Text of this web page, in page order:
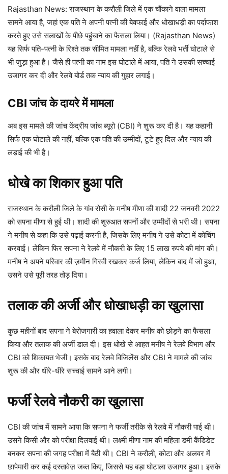
Rajasthan News: राजस्थान के करौली जिले में एक चौंकाने वाला मामला
सामने आया है, जहां एक पति ने अपनी पत्नी की बेवफाई और धोखाधड़ी का पर्दाफाश
करते हुए उसे सलाखों के पीछे पहुंचाने का फैसला लिया। (Rajasthan News)
यह सिर्फ पति-पत्नी के रिश्ते तक सीमित मामला नहीं है, बल्कि रेलवे भर्ती घोटाले से
भी जुड़ा हुआ है। जैसे ही पत्नी का नाम इस घोटाले में आया, पति ने उसकी सच्चाई
उजागर कर दी और रेलवे बोर्ड तक न्याय की गुहार लगाई।
CBI जांच के दायरे में मामला
अब इस मामले की जांच केंद्रीय जांच ब्यूरो (CBI) ने शुरू कर दी है। यह कहानी
सिर्फ एक घोटाले की नहीं, बल्कि एक पति की उम्मीदों, टूटे हुए दिल और न्याय की
लड़ाई की भी है।
धोखे का शिकार हुआ पति
राजस्थान के करौली जिले के गांव रोसी के मनीष मीणा की शादी 22 जनवरी 2022
को सपना मीणा से हुई थी। शादी की शुरुआत सपनों और उम्मीदों से भरी थी। सपना
ने मनीष से कहा कि उसे पढ़ाई करनी है, जिसके लिए मनीष ने उसे कोटा में कोचिंग
करवाई। लेकिन फिर सपना ने रेलवे में नौकरी के लिए 15 लाख रुपये की मांग की।
मनीष ने अपने परिवार की ज़मीन गिरवी रखकर कर्ज लिया, लेकिन बाद में जो हुआ,
उसने उसे पूरी तरह तोड़ दिया।
तलाक की अर्जी और धोखाधड़ी का खुलासा
कुछ महीनों बाद सपना ने बेरोजगारी का हवाला देकर मनीष को छोड़ने का फैसला
किया और तलाक की अर्जी डाल दी। इस धोखे से आहत मनीष ने रेलवे विभाग और
CBI को शिकायत भेजी। इसके बाद रेलवे विजिलेंस और CBI ने मामले की जांच
शुरू की और धीरे-धीरे सच्चाई सामने आने लगी।
फर्जी रेलवे नौकरी का खुलासा
CBI की जांच में सामने आया कि सपना ने फर्जी तरीके से रेलवे में नौकरी पाई थी।
उसने किसी और को परीक्षा दिलवाई थी। लक्ष्मी मीणा नाम की महिला डमी कैंडिडेट
बनकर सपना की जगह परीक्षा में बैठी थी। CBI ने करौली, कोटा और अलवर में
छापेमारी कर कई दस्तावेज़ जब्त किए, जिससे यह बड़ा घोटाला उजागर हुआ। इसके